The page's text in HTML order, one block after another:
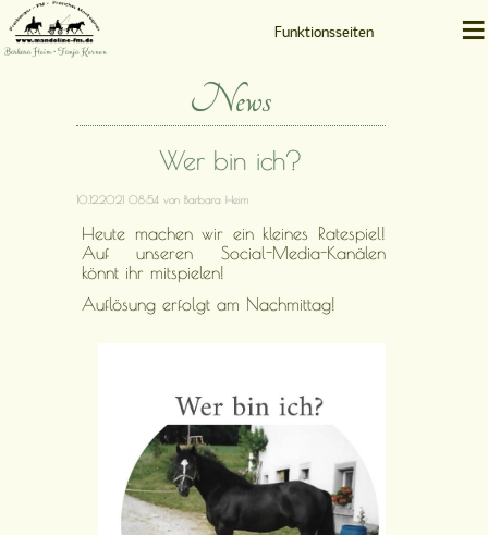
Barbara Heim • Tanja Kernen
Funktionsseiten ≡
News
Wer bin ich?
10.12.2021 08:54 von Barbara Heim
Heute machen wir ein kleines Ratespiel!
Auf unseren Social-Media-Kanälen
könnt ihr mitspielen!
Auflösung erfolgt am Nachmittag!